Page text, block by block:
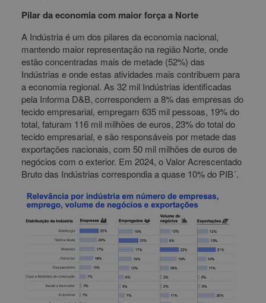
Pilar da economia com maior força a Norte
A Indústria é um dos pilares da economia nacional,
mantendo maior representação na região Norte, onde
estão concentradas mais de metade (52%) das
Indústrias e onde estas atividades mais contribuem para
a economia regional. As 32 mil Indústrias identificadas
pela Informa D&B, correspondem a 8% das empresas do
tecido empresarial, empregam 635 mil pessoas, 19% do
total, faturam 116 mil milhões de euros, 23% do total do
tecido empresarial, e são responsáveis por metade das
exportações nacionais, com 50 mil milhões de euros de
negócios com o exterior. Em 2024, o Valor Acrescentado
Bruto das Indústrias correspondia a quase 10% do PIB´.